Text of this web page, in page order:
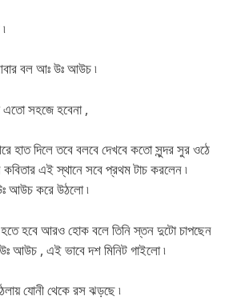
বল আঃ উঃ আউচ ৷
সহজে হবেনা ,
হাত দিলে তবে বলবে দেখবে কতো সুন্দর সুর ওঠে
এই স্থানে সবে প্রথম টাচ করলেন ৷
আউচ করে উঠলো ৷
হবে আরও হোক বলে তিনি স্তন দুটো চাপছেন
আউচ , এই ভাবে দশ মিনিট গাইলো ৷
যোনী থেকে রস ঝড়ছে ৷